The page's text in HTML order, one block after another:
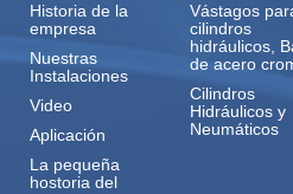
Historia de la
empresa
Nuestras
Instalaciones
Video
Aplicación
La pequeña
hostoria del
Vástagos
cilindros
hidráulicos,
de acero
Cilindros
Hidráulicos y
Neumáticos